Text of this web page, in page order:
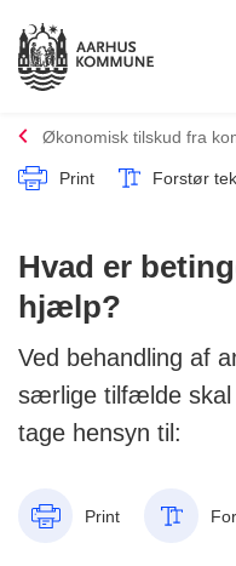
Økonomisk tilskud fra
Print Forstør
Hvad er
hjælp?
Ved behandling af
særlige tilfælde skal
tage hensyn til:
Print